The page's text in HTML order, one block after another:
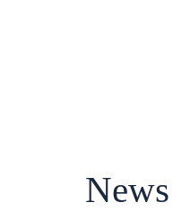
News